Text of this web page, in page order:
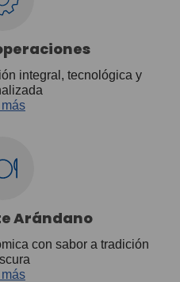
integral, tecnológica y
Arándano
con sabor a tradición